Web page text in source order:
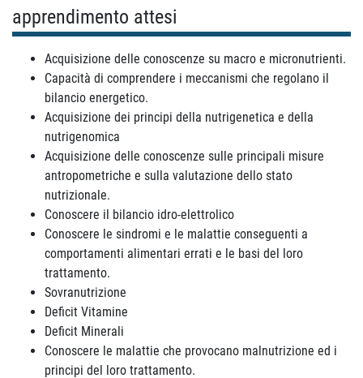
apprendimento attesi
Acquisizione delle conoscenze su macro e micronutrienti.
Capacità di comprendere i meccanismi che regolano il
bilancio energetico.
Acquisizione dei principi della nutrigenetica e della
nutrigenomica
Acquisizione delle conoscenze sulle principali misure
antropometriche e sulla valutazione dello stato
nutrizionale.
Conoscere il bilancio idro-elettrolico
Conoscere le sindromi e le malattie conseguenti a
comportamenti alimentari errati e le basi del loro
trattamento.
Sovranutrizione
Deficit Vitamine
Deficit Minerali
Conoscere le malattie che provocano malnutrizione ed i
principi del loro trattamento.